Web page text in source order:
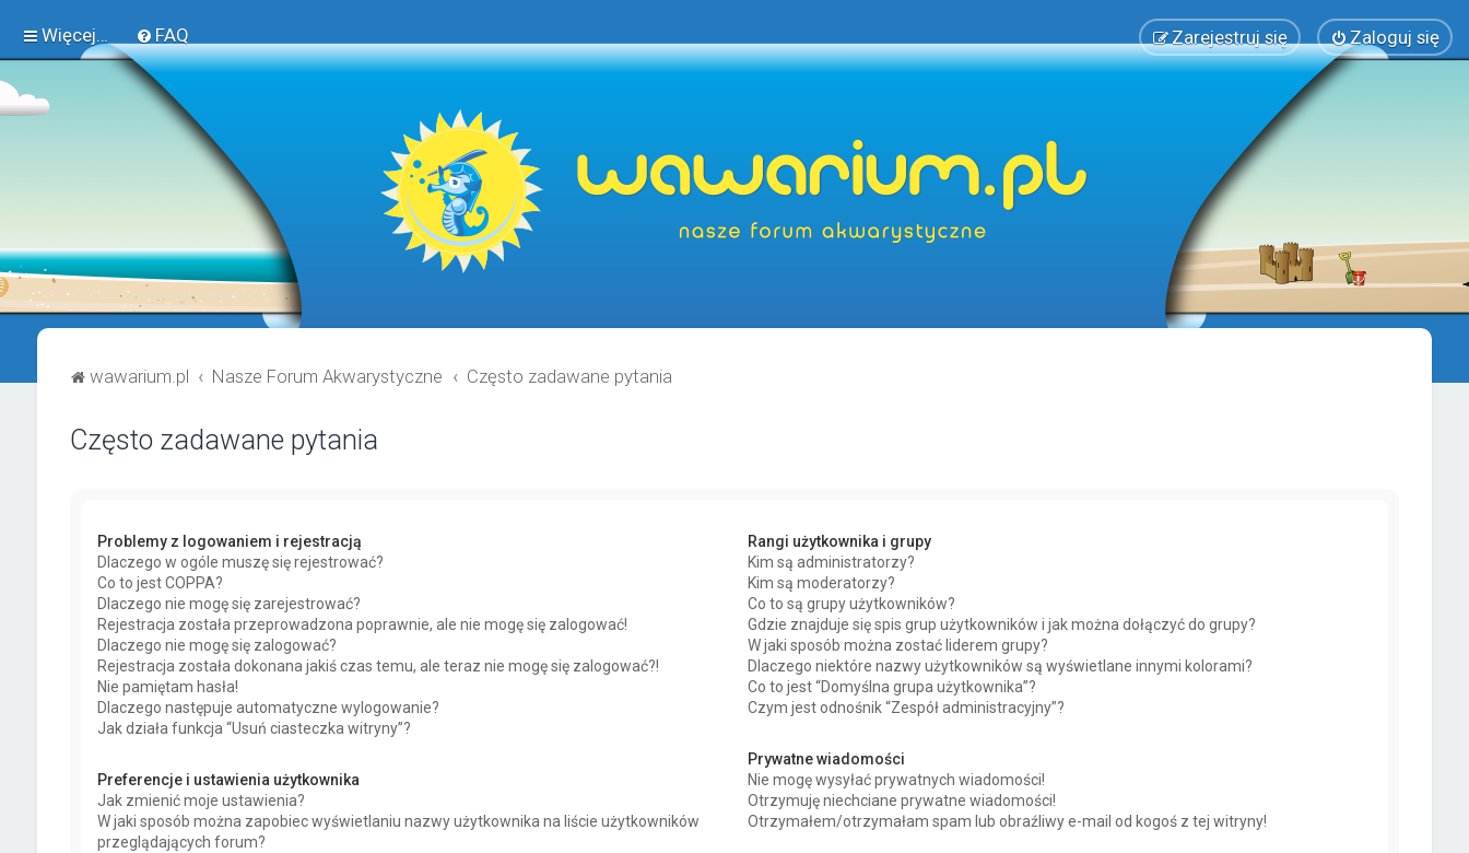
Więcej… FAQ Zaloguj się
Zarejestruj się
wawarium.pl Nasze Forum Akwarystyczne Często zadawane pytania
Często zadawane pytania
Problemy z logowaniem i rejestracją
Dlaczego w ogóle muszę się rejestrować?
Co to jest COPPA?
Dlaczego nie mogę się zarejestrować?
Rejestracja została przeprowadzona poprawnie, ale nie mogę się zalogować!
Dlaczego nie mogę się zalogować?
Rejestracja została dokonana jakiś czas temu, ale teraz nie mogę się zalogować?!
Nie pamiętam hasła!
Dlaczego następuje automatyczne wylogowanie?
Jak działa funkcja “Usuń ciasteczka witryny”?
Preferencje i ustawienia użytkownika
Jak zmienić moje ustawienia?
W jaki sposób można zapobiec wyświetlaniu nazwy użytkownika na liście użytkowników
przeglądających forum?
Rangi użytkownika i grupy
Kim są administratorzy?
Kim są moderatorzy?
Co to są grupy użytkowników?
Gdzie znajduje się spis grup użytkowników i jak można dołączyć do grupy?
W jaki sposób można zostać liderem grupy?
Dlaczego niektóre nazwy użytkowników są wyświetlane innymi kolorami?
Co to jest “Domyślna grupa użytkownika”?
Czym jest odnośnik “Zespół administracyjny”?
Prywatne wiadomości
Nie mogę wysyłać prywatnych wiadomości!
Otrzymuję niechciane prywatne wiadomości!
Otrzymałem/otrzymałam spam lub obraźliwy e-mail od kogoś z tej witryny!